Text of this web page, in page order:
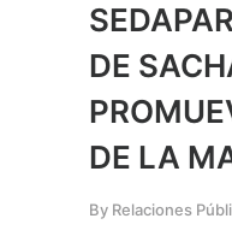
DE
DE LA
By Relaciones